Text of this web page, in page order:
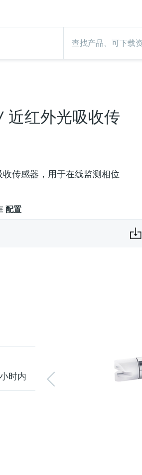
近红外光吸收传
传感器，用于在线监测相位
配置
时内